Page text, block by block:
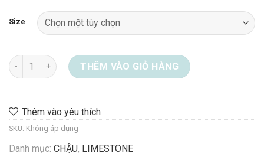
Size
Chậu Limestone 08-8815 số lượng
THÊM VÀO GIỎ HÀNG
Thêm vào yêu thích
SKU: Không áp dụng
Danh mục: CHẬU, LIMESTONE